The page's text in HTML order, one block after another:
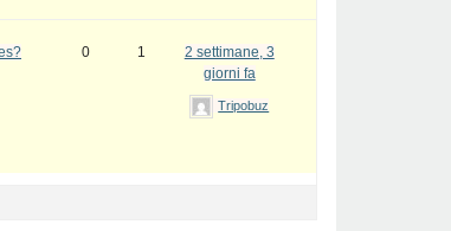
0 1
2 settimane, 3
giorni fa
Tripobuz